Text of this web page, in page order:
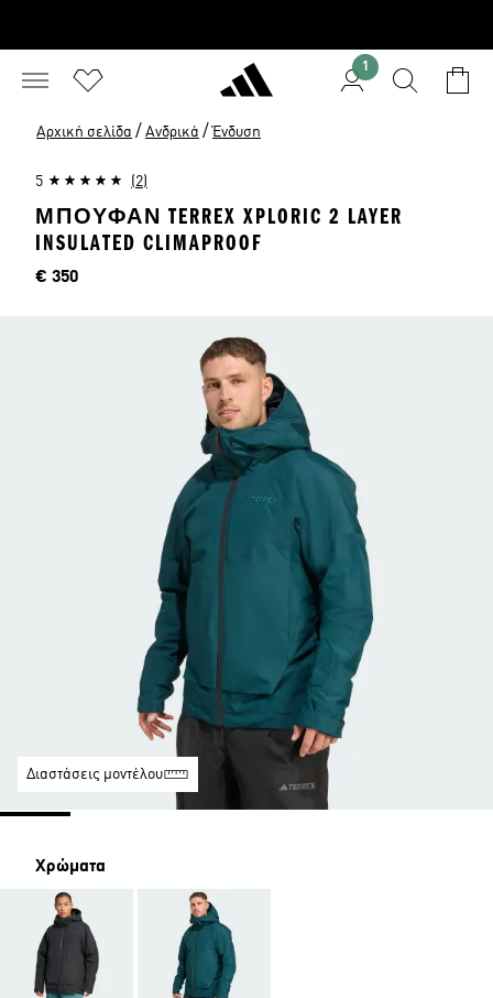
1
Αρχική σελίδα / Ανδρικά / Ένδυση
5 (2)
ΜΠΟΥΦΆΝ TERREX XPLORIC 2 LAYER
INSULATED CLIMAPROOF
Τιμή
€ 350
Διαστάσεις μοντέλου
Χρώματα